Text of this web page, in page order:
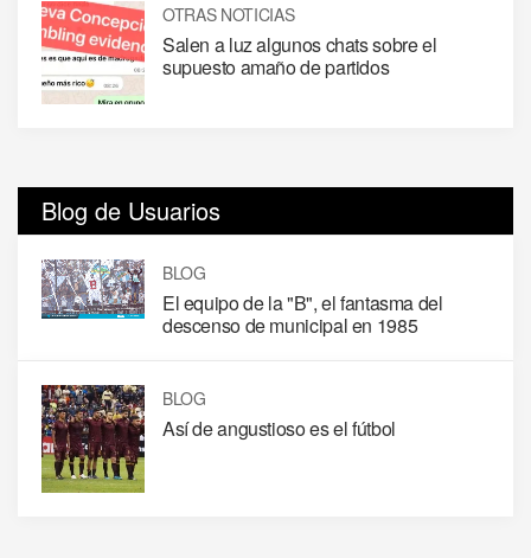
OTRAS NOTICIAS
Salen a luz algunos chats sobre el
supuesto amaño de partidos
Blog de Usuarios
BLOG
El equipo de la "B", el fantasma del
descenso de municipal en 1985
BLOG
Así de angustioso es el fútbol